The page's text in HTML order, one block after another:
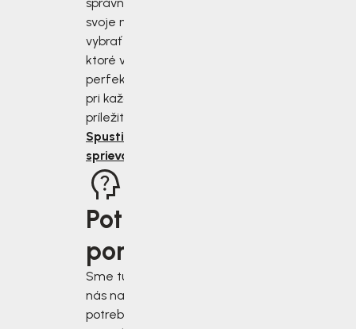
svoje nohy a
vybrať si topánky,
ktoré vám budú
perfektne sedieť
pri každej
príležitosti.
Spustiť
sprievodcu
Potrebujete
poradiť?
Sme tu pre vás, keď
nás najviac
potrebujete. Napíšte